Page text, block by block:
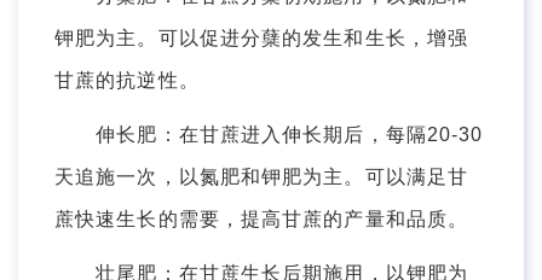
钾肥为主。可以促进分蘖的发生和生长，增强
甘蔗的抗逆性。
伸长肥：在甘蔗进入伸长期后，每隔20-30
天追施一次，以氮肥和钾肥为主。可以满足甘
蔗快速生长的需要，提高甘蔗的产量和品质。
壮尾肥：在甘蔗生长后期施用，以钾肥为